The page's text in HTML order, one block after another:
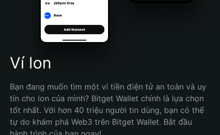
Português (Brasil)
Español (Argentina)
Ví lon
Bạn đang muốn tìm một ví tiền điện tử an toàn và uy
tín cho lon của mình? Bitget Wallet chính là lựa chọn
tốt nhất. Với hơn 40 triệu người tin dùng, bạn có thể
tự do khám phá Web3 trên Bitget Wallet. Bắt đầu